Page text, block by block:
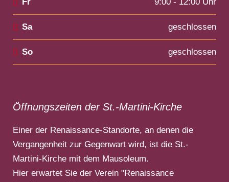
Sa geschlossen
So geschlossen
Öffnungszeiten der St.-Martini-Kirche
Einer der Renaissance-Standorte, an denen die
Vergangenheit zur Gegenwart wird, ist die St.-
Martini-Kirche mit dem Mausoleum.
Hier erwartet Sie der Verein "Renaissance